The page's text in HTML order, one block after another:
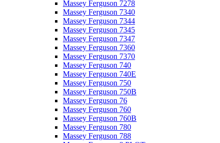
Massey Ferguson 7278
Massey Ferguson 7340
Massey Ferguson 7344
Massey Ferguson 7345
Massey Ferguson 7347
Massey Ferguson 7360
Massey Ferguson 7370
Massey Ferguson 740
Massey Ferguson 740E
Massey Ferguson 750
Massey Ferguson 750B
Massey Ferguson 76
Massey Ferguson 760
Massey Ferguson 760B
Massey Ferguson 780
Massey Ferguson 788